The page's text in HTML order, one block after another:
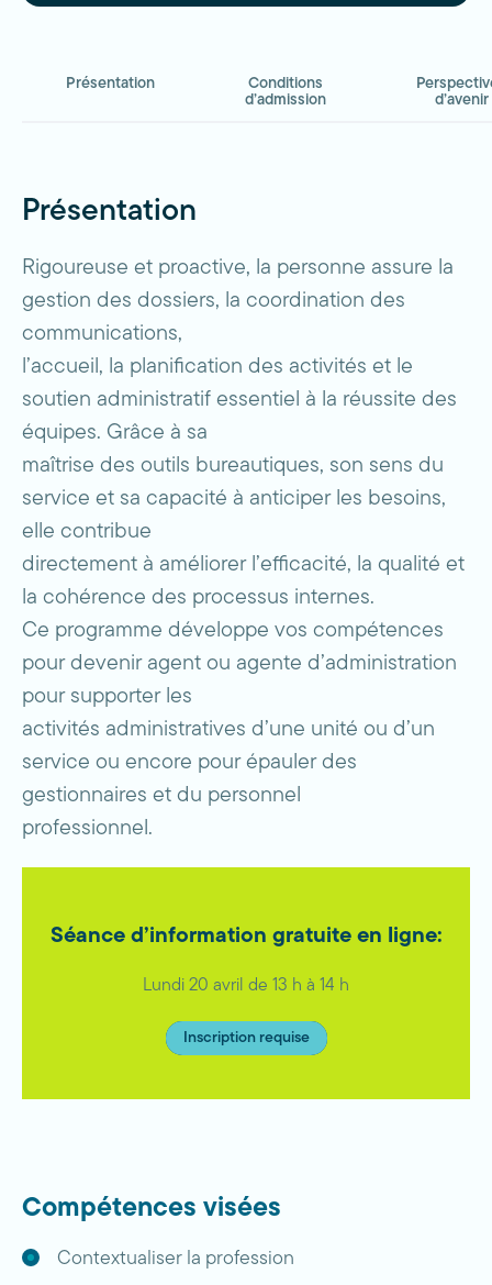
Présentation
Conditions
d’admission
d’avenir
Présentation
Rigoureuse et proactive, la personne assure la
gestion des dossiers, la coordination des
communications,
l’accueil, la planification des activités et le
soutien administratif essentiel à la réussite des
équipes. Grâce à sa
maîtrise des outils bureautiques, son sens du
service et sa capacité à anticiper les besoins,
elle contribue
directement à améliorer l’efficacité, la qualité et
la cohérence des processus internes.
Ce programme développe vos compétences
pour devenir agent ou agente d’administration
pour supporter les
activités administratives d’une unité ou d’un
service ou encore pour épauler des
gestionnaires et du personnel
professionnel.
Séance d’information gratuite en ligne:
Lundi 20 avril de 13 h à 14 h
Inscription requise
Compétences visées
Contextualiser la profession